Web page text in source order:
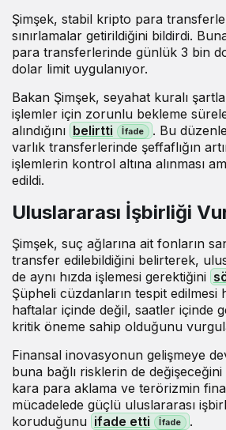
Şimşek, stabil kripto para
sınırlamalar getirildiğini bildirdi.
para transferlerinde günlük 3 bin
dolar limit uygulanıyor.
Bakan Şimşek, seyahat kuralı
işlemler için zorunlu bekleme
alındığını belirtti
. Bu
varlık transferlerinde şeffaflığın
işlemlerin kontrol altına alınması
edildi.
Uluslararası İşbirliği
Şimşek, suç ağlarına ait fonların
transfer edilebildiğini belirterek,
de aynı hızda işlemesi gerektiğini
Şüpheli cüzdanların tespit edilmesi
haftalar içinde değil, saatler içinde
kritik öneme sahip olduğunu
Finansal inovasyonun gelişmeye
buna bağlı risklerin de
kara para aklama ve terörizmin
mücadelede güçlü uluslararası
koruduğunu ifade etti .